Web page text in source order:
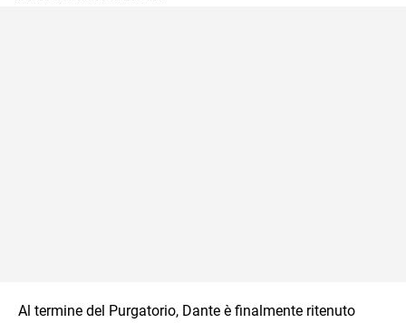
Al termine del Purgatorio, Dante è finalmente ritenuto